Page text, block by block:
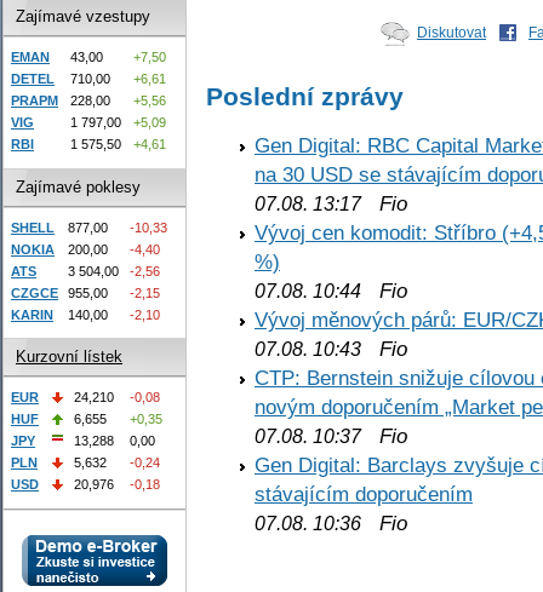
Diskutovat
Poslední zprávy
Gen Digital: RBC Capital
na 30 USD se stávajícím
07.08. 13:17Fio
Vývoj cen komodit: Stříbro
%)
07.08. 10:44 Fio
Vývoj měnových párů: EUR/
07.08. 10:43 Fio
CTP: Bernstein snižuje
novým doporučením „Market
07.08. 10:37Fio
Gen Digital: Barclays zvyšuje
stávajícím doporučením
07.08. 10:36 Fio
Zajímavé vzestupy
EMAN 43,00
+7,50
DETEL
710,00
+6,61
PRAPM
228,00
+5,56
VIG
1 797,00
+5,09
RBI
1 575,50 +4,61
Zajímavé poklesy
SHELL 877,00
-10,33
NOKIA
200,00
-4,40
ATS
3 504,00
-2,56
CZGCE
955,00
-2,15
KARIN
140,00 -2,10
Kurzovní lístek
EUR 24,210
-0,08
HUF
6,655
+0,35
JPY
13,288
0,00
PLN
5,632
-0,24
USD
20,976 -0,18